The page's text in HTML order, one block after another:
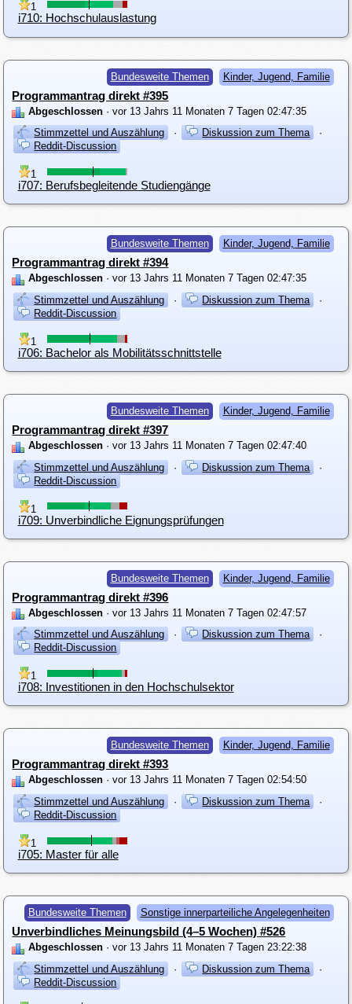
1
i710: Hochschulauslastung
Bundesweite Themen Kinder, Jugend, Familie
Programmantrag direkt #395
Abgeschlossen · vor 13 Jahrs 11 Monaten 7 Tagen 02:47:35
Stimmzettel und Auszählung
· Diskussion zum Thema
·
Reddit-Discussion
1
i707: Berufsbegleitende Studiengänge
Bundesweite Themen Kinder, Jugend, Familie
Programmantrag direkt #394
Abgeschlossen · vor 13 Jahrs 11 Monaten 7 Tagen 02:47:35
Stimmzettel und Auszählung
· Diskussion zum Thema
·
Reddit-Discussion
1
i706: Bachelor als Mobilitätsschnittstelle
Bundesweite Themen Kinder, Jugend, Familie
Programmantrag direkt #397
Abgeschlossen · vor 13 Jahrs 11 Monaten 7 Tagen 02:47:40
Stimmzettel und Auszählung
· Diskussion zum Thema
·
Reddit-Discussion
1
i709: Unverbindliche Eignungsprüfungen
Bundesweite Themen Kinder, Jugend, Familie
Programmantrag direkt #396
Abgeschlossen · vor 13 Jahrs 11 Monaten 7 Tagen 02:47:57
Stimmzettel und Auszählung
· Diskussion zum Thema
·
Reddit-Discussion
1
i708: Investitionen in den Hochschulsektor
Bundesweite Themen Kinder, Jugend, Familie
Programmantrag direkt #393
Abgeschlossen · vor 13 Jahrs 11 Monaten 7 Tagen 02:54:50
Stimmzettel und Auszählung
· Diskussion zum Thema
·
Reddit-Discussion
1
i705: Master für alle
Bundesweite Themen Sonstige innerparteiliche Angelegenheiten
Unverbindliches Meinungsbild (4–5 Wochen) #526
Abgeschlossen · vor 13 Jahrs 11 Monaten 7 Tagen 23:22:38
Stimmzettel und Auszählung
· Diskussion zum Thema
·
Reddit-Discussion